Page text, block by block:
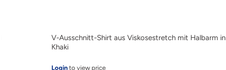
V-Ausschnitt-Shirt aus Viskosestretch mit Halbarm in
Khaki
Loginto view price